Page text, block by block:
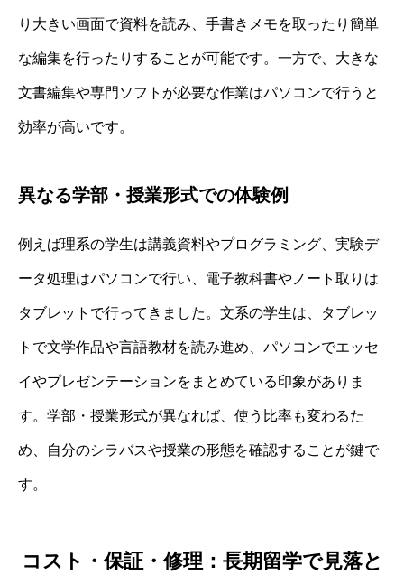
り大きい画面で資料を読み、手書きメモを取ったり簡単
な編集を行ったりすることが可能です。一方で、大きな
文書編集や専門ソフトが必要な作業はパソコンで行うと
効率が高いです。
異なる学部・授業形式での体験例
例えば理系の学生は講義資料やプログラミング、実験デ
ータ処理はパソコンで行い、電子教科書やノート取りは
タブレットで行ってきました。文系の学生は、タブレッ
トで文学作品や言語教材を読み進め、パソコンでエッセ
イやプレゼンテーションをまとめている印象がありま
す。学部・授業形式が異なれば、使う比率も変わるた
め、自分のシラバスや授業の形態を確認することが鍵で
す。
コスト・保証・修理：長期留学で見落と